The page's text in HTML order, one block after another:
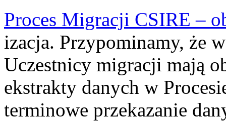
Proces Migracji CSIRE –
izacja. Przypominamy, że
Uczestnicy migracji mają
ekstrakty danych w
terminowe przekazanie